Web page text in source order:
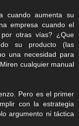
cuando aumenta su
empresa cuando el
otras vías? ¿Que
su producto (las
una necesidad para
cualquier manual
Pero es el primer
con la estrategia
argumento ni táctica